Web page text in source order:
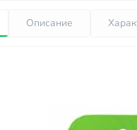
Описание